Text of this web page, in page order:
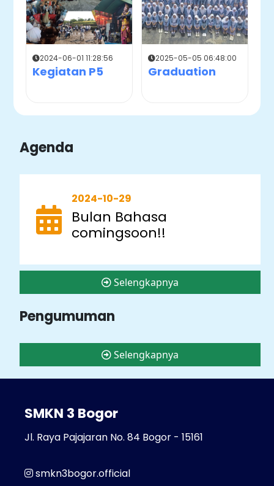
2024-06-01 11:28:56
Kegiatan P5
2025-05-05 06:48:00
Graduation
Agenda
2024-10-29
Bulan Bahasa
comingsoon!!
Selengkapnya
Pengumuman
Selengkapnya
SMKN 3 Bogor
Jl. Raya Pajajaran No. 84 Bogor - 15161
smkn3bogor.official